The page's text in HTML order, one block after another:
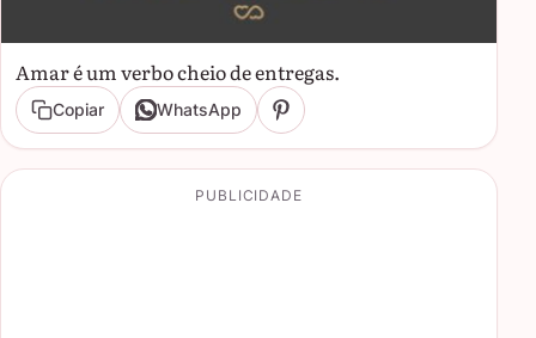
Amar é um verbo cheio de entregas.
Copiar WhatsApp
PUBLICIDADE